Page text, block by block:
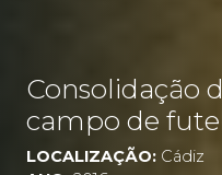
Consolidação
campo de
LOCALIZAÇÃO: Cádiz